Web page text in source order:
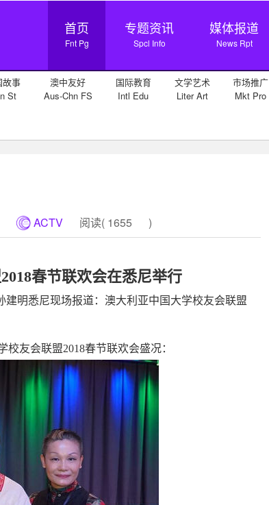
首页
Fnt Pg
专题资讯
Spcl Info
媒体报道
News Rpt
故事
St
澳中友好
Aus-Chn FS
国际教育
Intl Edu
文学艺术
Liter Art
市场推广
Mkt Pro
ACTV 阅读( 1655 )
春节联欢会在悉尼举行
明悉尼现场报道：澳大利亚中国大学校友会联盟
友会联盟2018春节联欢会盛况：